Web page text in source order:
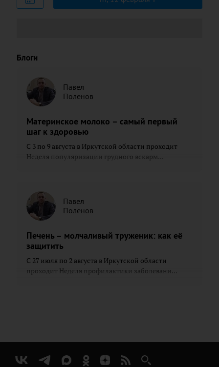
Блоги
Павел
Поленов
Материнское молоко – самый первый
шаг к здоровью
С 3 по 9 августа в Иркутской области проходит
Неделя популяризации грудного вскарм...
Павел
Поленов
Печень – молчаливый труженик: как её
защитить
С 27 июля по 2 августа в Иркутской области
проходит Неделя профилактики заболевани...